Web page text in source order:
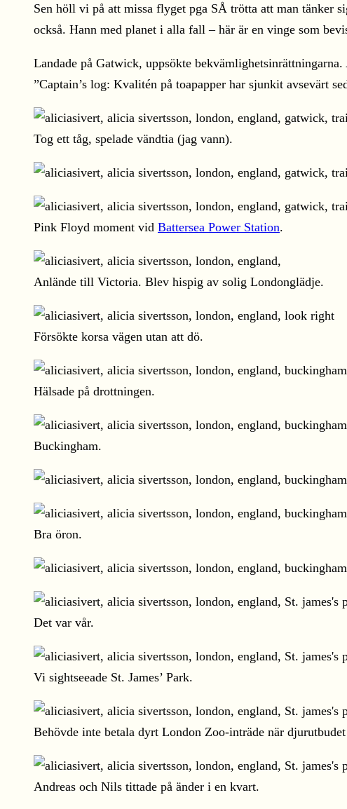
Sen höll vi på att missa flyget pga SÅ trötta att man tänker
också. Hann med planet i alla fall – här är en vinge som
Landade på Gatwick, uppsökte bekvämlighetsinrättningarna.
”Captain’s log: Kvalitén på toapapper har sjunkit avsevärt
Tog ett tåg, spelade vändtia (jag vann).
Pink Floyd moment vid Battersea Power Station.
Anlände till Victoria. Blev hispig av solig Londonglädje.
Försökte korsa vägen utan att dö.
Hälsade på drottningen.
Buckingham.
Bra öron.
Det var vår.
Vi sightseeade St. James’ Park.
Behövde inte betala dyrt London Zoo-inträde när
Andreas och Nils tittade på änder i en kvart.